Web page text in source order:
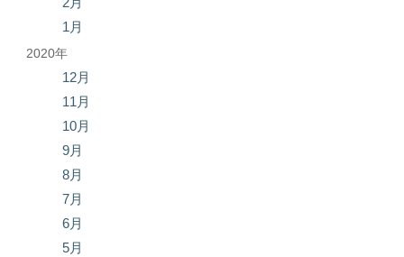
1月
2020年
12月
11月
10月
9月
8月
7月
6月
5月